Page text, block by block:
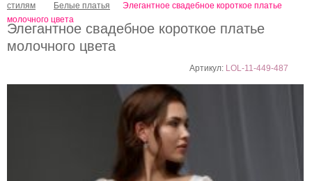
Элегантное свадебное короткое платье
молочного цвета
Артикул: LOL-11-449-487
стилям
Белые платья
Элегантное свадебное короткое платье
молочного цвета